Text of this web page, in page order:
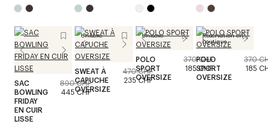
SAC
BOWLING
FRIDAY
EN CUIR
LISSE
890 CHF
445 CHF
Unisexe
SWEAT À
CAPUCHE
OVERSIZE
470 CHF
235 CHF
Unisexe
POLO
SPORT
OVERSIZE
370 CHF
185 CHF
Réservation en
boutique
POLO
SPORT
OVERSIZE
370
185